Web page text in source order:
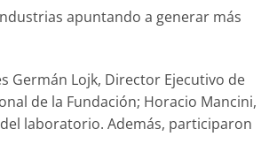
apuntando a generar más
Germán Lojk, Director Ejecutivo de
de la Fundación; Horacio Mancini,
laboratorio. Además, participaron